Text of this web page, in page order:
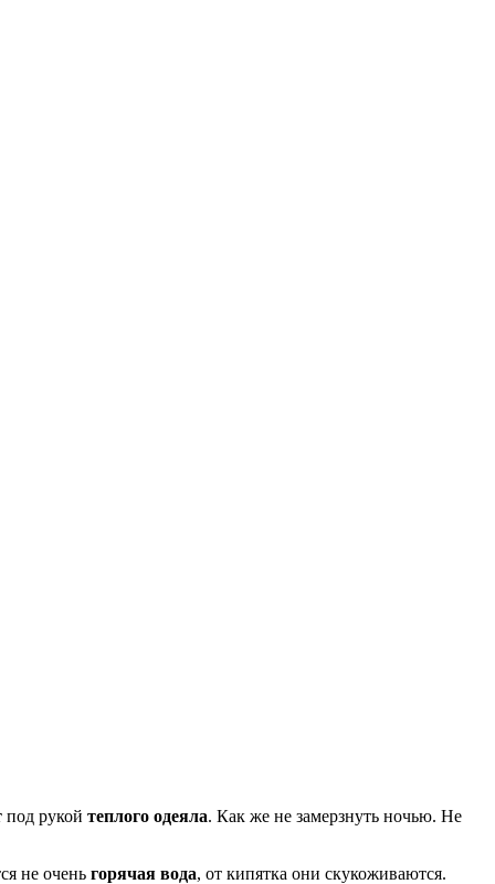
под рукой теплого одеяла. Как же не замерзнуть ночью. Не
не очень горячая вода, от кипятка они скукоживаются.